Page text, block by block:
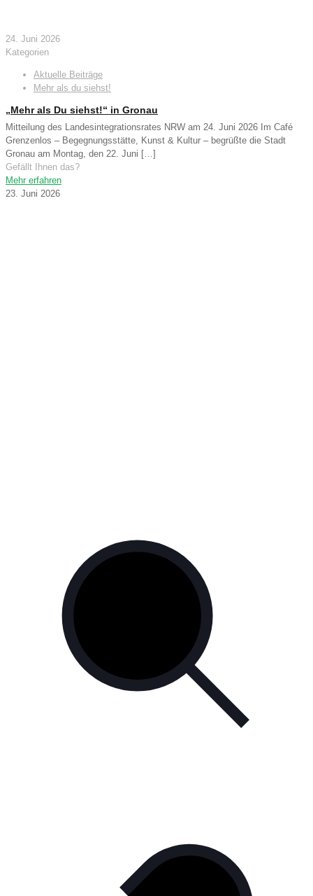
24. Juni 2026
Kategorien
Aktuelle Beiträge
Mehr als du siehst!
„Mehr als Du siehst!“ in Gronau
Mitteilung des Landesintegrationsrates NRW am 24. Juni 2026 Im Café
Grenzenlos – Begegnungsstätte, Kunst & Kultur – begrüßte die Stadt
Gronau am Montag, den 22. Juni […]
Gefällt Ihnen das?
Mehr erfahren
23. Juni 2026